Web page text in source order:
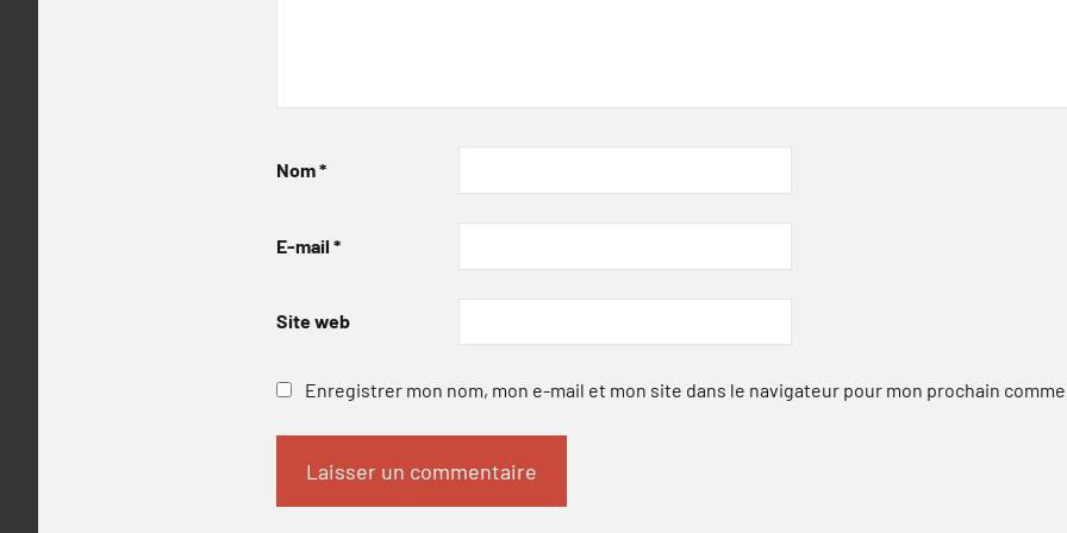
Nom*
E-mail *
Site web
Enregistrer mon nom, mon e-mail et mon site dans le navigateur pour mon prochain